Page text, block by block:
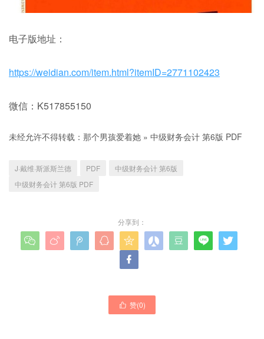
电子版地址：
https://weidian.com/item.html?itemID=2771102423
微信：K517855150
未经允许不得转载： 那个男孩爱着她 » 中级财务会计 第6版 PDF
J·戴维·斯派斯兰德 PDF
中级财务会计 第6版
中级财务会计 第6版 PDF
分享到：
       


 赞(0)